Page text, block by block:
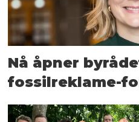
Nå åpner
fossilreklame-